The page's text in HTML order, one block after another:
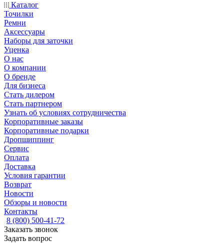
Каталог
Точилки
Ремни
Аксессуары
Наборы для заточки
Уценка
О нас
О компании
О бренде
Для бизнеса
Стать дилером
Стать партнером
Узнать об условиях сотрудничества
Корпоративные заказы
Корпоративные подарки
Дропшиппинг
Сервис
Оплата
Доставка
Условия гарантии
Возврат
Новости
Обзоры и новости
Контакты
8 (800) 500-41-72
Заказать звонок
Задать вопрос